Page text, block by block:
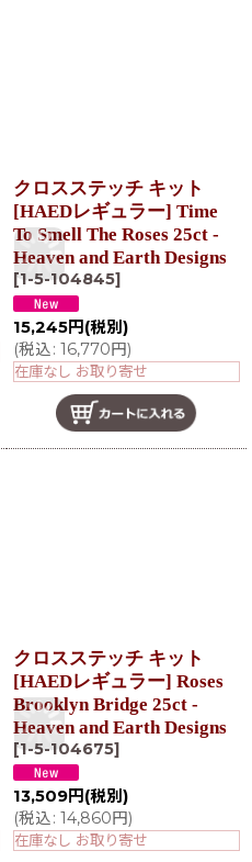
クロスステッチ キット
[HAEDレギュラー] Time
To Smell The Roses 25ct -
Heaven and Earth Designs
[1-5-104845]
15,245円 (税別)
(税込: 16,770円)
在庫なし お取り寄せ
クロスステッチ キット
[HAEDレギュラー] Roses
Brooklyn Bridge 25ct -
Heaven and Earth Designs
[1-5-104675]
13,509円 (税別)
(税込: 14,860円)
在庫なし お取り寄せ